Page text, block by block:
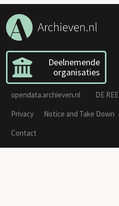
Deelnemende
organisaties
opendata.archieven.nl DE REE
Privacy
Notice and Take Down
Contact